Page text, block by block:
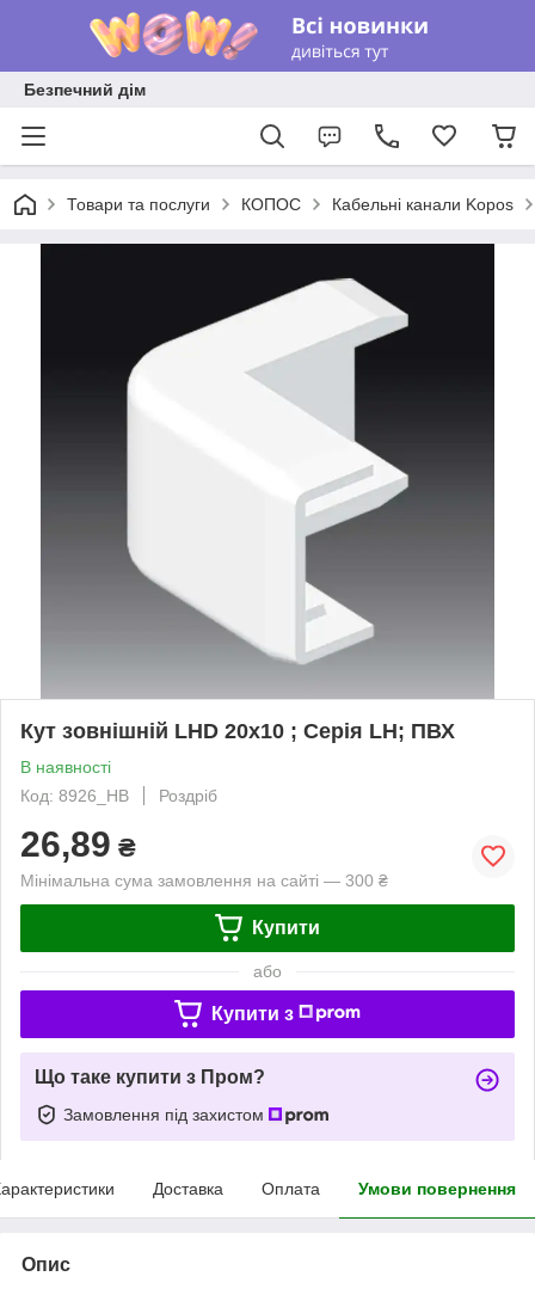
Безпечний дім
Товари та послуги КОПОС Кабельні канали Kopos
Кут зовнішній LHD 20х10 ; Серія LH; ПВХ
В наявності
Код: 8926_HB
Роздріб
26,89 ₴
Мінімальна сума замовлення на сайті — 300 ₴
Купити
або
Купити з
Що таке купити з Пром?
Замовлення під захистом
Доставка Оплата Умови повернення
Опис